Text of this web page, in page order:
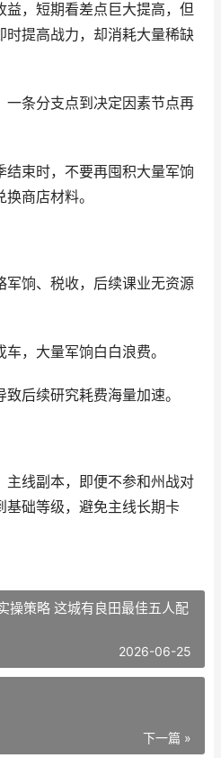
，短期看差点巨大提高，但
时提高战力，却消耗大量稀缺
一条分支点到决定因素节点再
束时，不要再囤积大量军饷
商店材料。
军饷、税收，后续课业无资源
，大量军饷白白浪费。
后续研究耗费海量加速。
主线副本，即便不参和州战对
基础等级，避免主线长期卡
操策略 这城有良田最佳五人配
2026-06-25
下一篇 »